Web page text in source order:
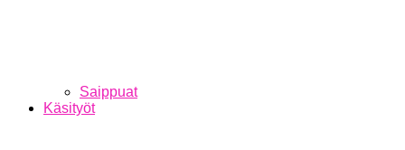
Saippuat
Käsityöt